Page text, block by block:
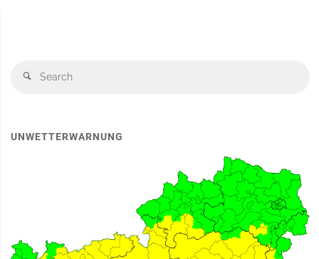
Search
UNWETTERWARNUNG